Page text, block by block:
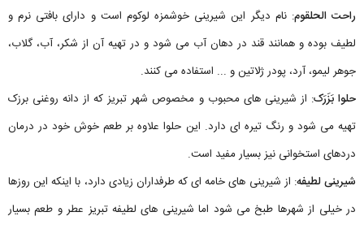
راحت الحلقوم: نام دیگر این شیرینی خوشمزه لوکوم است و دارای بافتی نرم و
لطیف بوده و همانند قند در دهان آب می شود و در تهیه آن از شکر، آب، گلاب،
جوهر لیمو، آرد، پودر ژلاتین و ... استفاده می کنند.
حلوا بَزَرَک: از شیرینی های محبوب و مخصوص شهر تبریز که از دانه روغنی برزک
تهیه می شود و رنگ تیره ای دارد. این حلوا علاوه بر طعم خوش خود در درمان
دردهای استخوانی نیز بسیار مفید است.
شیرینی لطیفه: از شیرینی های خامه ای که طرفداران زیادی دارد، با اینکه این روزها
در خیلی از شهرها طبخ می شود اما شیرینی های لطیفه تبریز عطر و طعم بسیار